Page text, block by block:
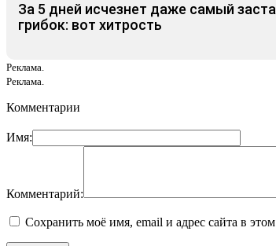
За 5 дней исчезнет даже самый
грибок: вот хитрость
Реклама.
Реклама.
Комментарии
Имя:
Комментарий:
Сохранить моё имя, email и адрес сайта в